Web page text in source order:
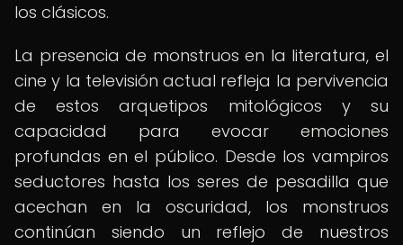
los clásicos.
La presencia de monstruos en la literatura, el
cine y la televisión actual refleja la pervivencia
de estos arquetipos mitológicos y su
capacidad para evocar emociones
profundas en el público. Desde los vampiros
seductores hasta los seres de pesadilla que
acechan en la oscuridad, los monstruos
continúan siendo un reflejo de nuestros